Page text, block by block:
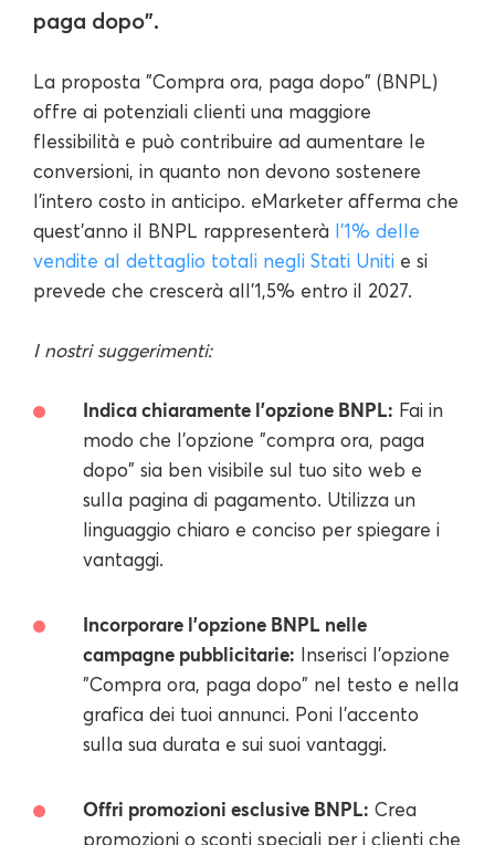
paga dopo".
La proposta "Compra ora, paga dopo" (BNPL)
offre ai potenziali clienti una maggiore
flessibilità e può contribuire ad aumentare le
conversioni, in quanto non devono sostenere
l'intero costo in anticipo. eMarketer afferma che
quest'anno il BNPL rappresenterà l'1% delle
vendite al dettaglio totali negli Stati Uniti e si
prevede che crescerà all'1,5% entro il 2027.
I nostri suggerimenti:
Indica chiaramente l'opzione BNPL: Fai in
modo che l'opzione "compra ora, paga
dopo" sia ben visibile sul tuo sito web e
sulla pagina di pagamento. Utilizza un
linguaggio chiaro e conciso per spiegare i
vantaggi.
Incorporare l'opzione BNPL nelle
campagne pubblicitarie: Inserisci l'opzione
"Compra ora, paga dopo" nel testo e nella
grafica dei tuoi annunci. Poni l'accento
sulla sua durata e sui suoi vantaggi.
Offri promozioni esclusive BNPL: Crea
promozioni o sconti speciali per i clienti che